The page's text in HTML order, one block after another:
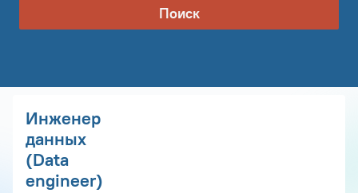
Поиск
Инженер
данных
(Data
engineer)